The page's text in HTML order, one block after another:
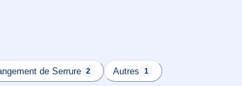
de Serrure 2 Autres 1